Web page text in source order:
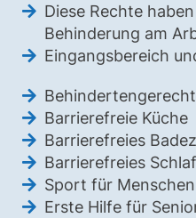
Diese Rechte
Behinderung am
Eingangsbereich
Barrierefreie Küche
Barrierefreies
Barrierefreies
Sport für
Erste Hilfe für